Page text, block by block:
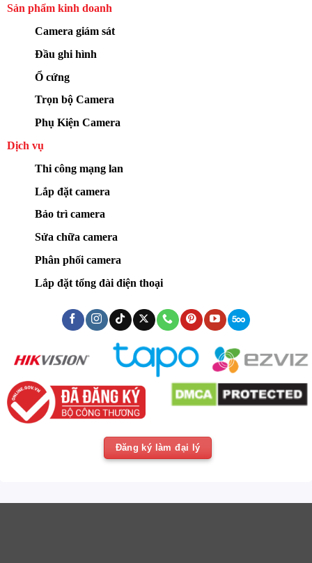
Sản phẩm kinh doanh
Camera giám sát
Đầu ghi hình
Ổ cứng
Trọn bộ Camera
Phụ Kiện Camera
Dịch vụ
Thi công mạng lan
Lắp đặt camera
Bảo trì camera
Sửa chữa camera
Phân phối camera
Lắp đặt tổng đài điện thoại
Đăng ký làm đại lý